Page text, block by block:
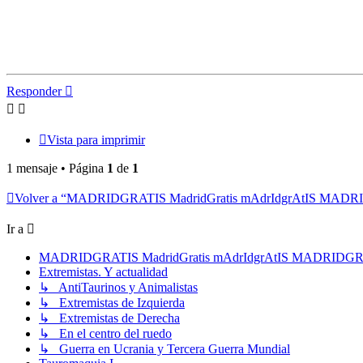
Responder
Vista para imprimir
1 mensaje • Página 1 de 1
Volver a “MADRIDGRATIS MadridGratis mAdrIdgrAtIS
Ir a
MADRIDGRATIS MadridGratis mAdrIdgrAtIS
Extremistas. Y actualidad
↳ AntiTaurinos y Animalistas
↳ Extremistas de Izquierda
↳ Extremistas de Derecha
↳ En el centro del ruedo
↳ Guerra en Ucrania y Tercera Guerra Mundial